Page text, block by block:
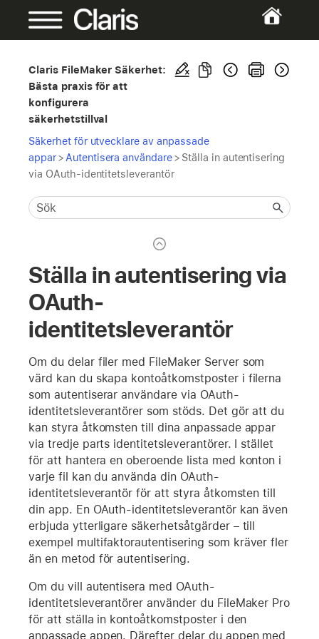
Claris FileMaker Säkerhet:
Bästa praxis för att
konfigurera
säkerhetstillval
Säkerhet för utvecklare av anpassade
appar> Autentisera användare> Ställa in autentisering
via OAuth-identitetsleverantör
Ställa in autentisering via
OAuth-
identitetsleverantör
Om du delar filer med FileMaker Server som
värd kan du skapa kontoåtkomstposter i filerna
som autentiserar användare via OAuth-
identitetsleverantörer som stöds. Det gör att du
kan styra åtkomsten till dina anpassade appar
via tredje parts identitetsleverantörer. I stället
för att hantera en oberoende lista med konton i
varje fil kan du använda din OAuth-
identitetsleverantör för att styra åtkomsten till
din app. En OAuth-identitetsleverantör kan även
erbjuda ytterligare säkerhetsåtgärder – till
exempel multifaktorautentisering som kräver fler
än en metod för autentisering.
Om du vill autentisera med OAuth-
identitetsleverantörer använder du FileMaker Pro
för att ställa in kontoåtkomstposter i den
anpassade appen. Därefter delar du appen med